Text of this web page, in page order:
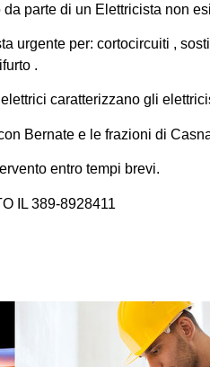
parte di un Elettricista non
urgente per: cortocircuiti ,
.
caratterizzano gli
Bernate e le frazioni di
entro tempi brevi.
IL 389-8928411